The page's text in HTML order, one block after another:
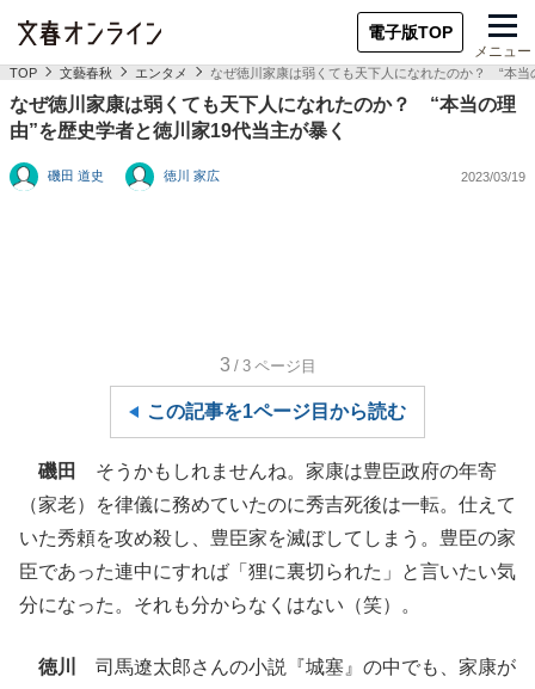
電子版TOP
メニュー
TOP 文藝春秋 エンタメ なぜ徳川家康は弱くても天下人になれたのか？ “本当
なぜ徳川家康は弱くても天下人になれたのか？ “本当の理
由”を歴史学者と徳川家19代当主が暴く
磯田 道史 徳川 家広 2023/03/19
3 /3 ページ目
この記事を1ページ目から読む
磯田
そうかもしれませんね。家康は豊臣政府の年寄
（家老）を律儀に務めていたのに秀吉死後は一転。仕えて
いた秀頼を攻め殺し、豊臣家を滅ぼしてしまう。豊臣の家
臣であった連中にすれば「狸に裏切られた」と言いたい気
分になった。それも分からなくはない（笑）。
徳川
司馬遼太郎さんの小説『城塞』の中でも、家康が